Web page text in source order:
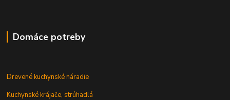
Domáce potreby
Drevené kuchynské náradie
Kuchynské krájače, strúhadlá